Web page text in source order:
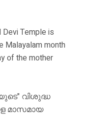
Temple is
Malayalam month
of the mother
വിശുദ്ധ
മാസമായ